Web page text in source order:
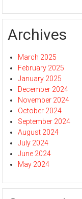
Archives
March 2025
February 2025
January 2025
December 2024
November 2024
October 2024
September 2024
August 2024
July 2024
June 2024
May 2024